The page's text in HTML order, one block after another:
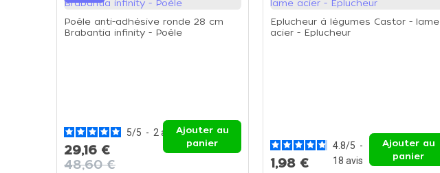
Poêle anti-adhésive ronde 28 cm
Brabantia infinity - Poêle
5/5 - 2avis
29,16 €
48,60 €
Ajouter au
panier
Eplucheur à légumes Castor - lame
acier - Eplucheur
4.8/5 -
18 avis
1,98 €
Ajouter au
panier